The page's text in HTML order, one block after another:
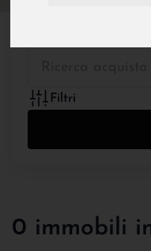
Filtri
0 immobili